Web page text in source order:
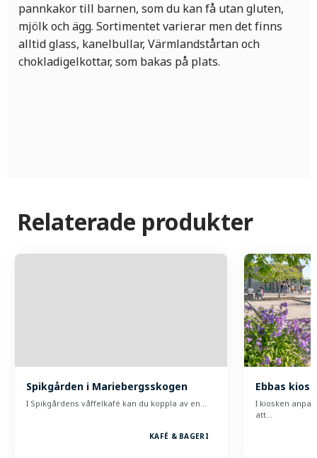
pannkakor till barnen, som du kan få utan gluten,
mjölk och ägg. Sortimentet varierar men det finns
alltid glass, kanelbullar, Värmlandstårtan och
chokladigelkottar, som bakas på plats.
Relaterade produkter
Spikgården i Mariebergsskogen
I Spikgårdens våffelkafé kan du koppla av en…
KAFÉ & BAGERI
Ebbas
I kiosken
att…